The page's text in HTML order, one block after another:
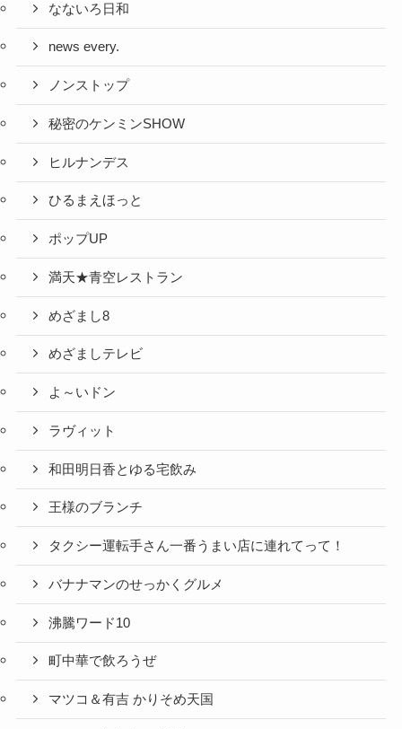
なないろ日和
news every.
ノンストップ
秘密のケンミンSHOW
ヒルナンデス
ひるまえほっと
ポップUP
満天★青空レストラン
めざまし8
めざましテレビ
よ～いドン
ラヴィット
和田明日香とゆる宅飲み
王様のブランチ
タクシー運転手さん一番うまい店に連れてって！
バナナマンのせっかくグルメ
沸騰ワード10
町中華で飲ろうぜ
マツコ＆有吉 かりそめ天国